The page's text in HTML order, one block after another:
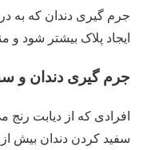
جرم گیری دندان که به
ایجاد پلاک بیشتر شود و
جرم گیری دندان و
افرادی که از دیابت رنج
سفید کردن دندان بیش